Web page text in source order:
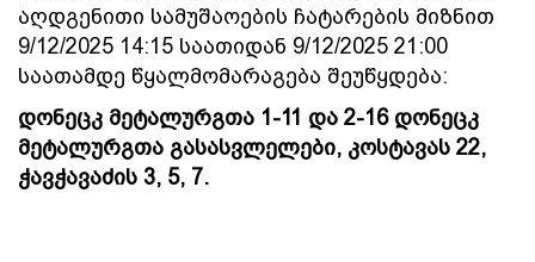
აღდგენითი სამუშაოების ჩატარების მიზნით
9/12/2025 14:15 საათიდან 9/12/2025 21:00
საათამდე წყალმომარაგება შეუწყდება:
დონეცკ მეტალურგთა 1-11 და 2-16 დონეცკ
მეტალურგთა გასასვლელები, კოსტავას 22,
ჭავჭავაძის 3, 5, 7.